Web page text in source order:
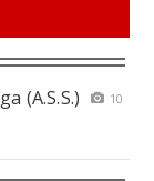
(A.S.S.)
10